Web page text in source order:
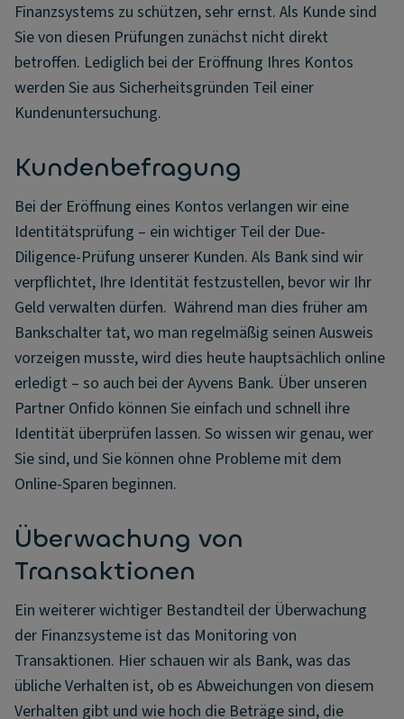
Finanzsystems zu schützen, sehr ernst. Als Kunde sind
Sie von diesen Prüfungen zunächst nicht direkt
betroffen. Lediglich bei der Eröffnung Ihres Kontos
werden Sie aus Sicherheitsgründen Teil einer
Kundenuntersuchung.
Kundenbefragung
Bei der Eröffnung eines Kontos verlangen wir eine
Identitätsprüfung – ein wichtiger Teil der Due-
Diligence-Prüfung unserer Kunden. Als Bank sind wir
verpflichtet, Ihre Identität festzustellen, bevor wir Ihr
Geld verwalten dürfen. Während man dies früher am
Bankschalter tat, wo man regelmäßig seinen Ausweis
vorzeigen musste, wird dies heute hauptsächlich online
erledigt – so auch bei der Ayvens Bank. Über unseren
Partner Onfido können Sie einfach und schnell ihre
Identität überprüfen lassen. So wissen wir genau, wer
Sie sind, und Sie können ohne Probleme mit dem
Online-Sparen beginnen.
Überwachung von
Transaktionen
Ein weiterer wichtiger Bestandteil der Überwachung
der Finanzsysteme ist das Monitoring von
Transaktionen. Hier schauen wir als Bank, was das
übliche Verhalten ist, ob es Abweichungen von diesem
Verhalten gibt und wie hoch die Beträge sind, die